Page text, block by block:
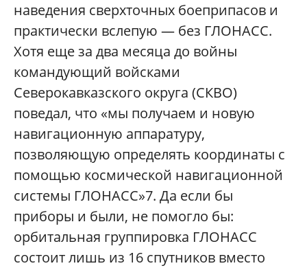
наведения сверхточных боеприпасов и
практически вслепую — без ГЛОНАСС.
Хотя еще за два месяца до войны
командующий войсками
Северокавказского округа (СКВО)
поведал, что «мы получаем и новую
навигационную аппаратуру,
позволяющую определять координаты с
помощью космической навигационной
системы ГЛОНАСС»7. Да если бы
приборы и были, не помогло бы:
орбитальная группировка ГЛОНАСС
состоит лишь из 16 спутников вместо